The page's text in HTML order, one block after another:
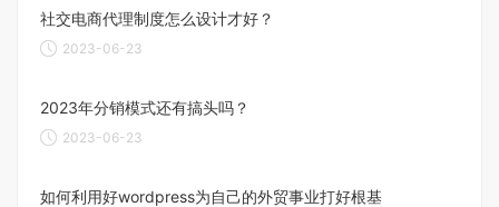
社交电商代理制度怎么设计才好？
2023-06-23
2023年分销模式还有搞头吗？
2023-06-23
如何利用好wordpress为自己的外贸事业打好根基